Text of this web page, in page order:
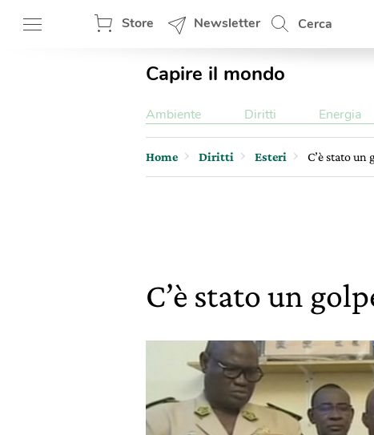
Store Newsletter Cerca
Capire il mondo
Ambiente Diritti Energia
Home Diritti Esteri C’è stato un
C’è stato un